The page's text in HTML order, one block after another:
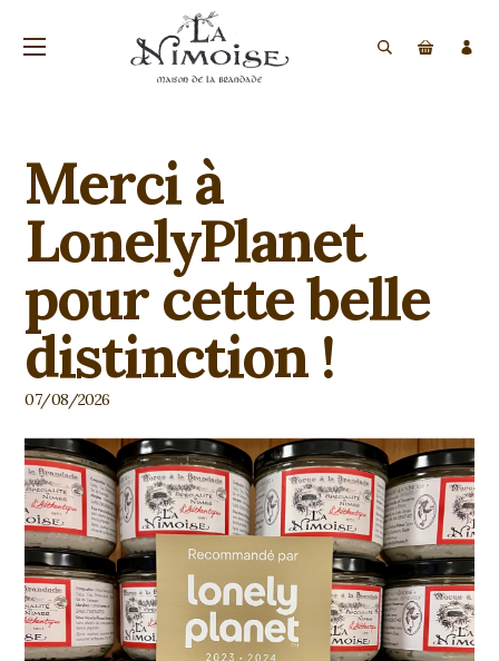
Merci à
LonelyPlanet
pour cette belle
distinction !
07/08/2026